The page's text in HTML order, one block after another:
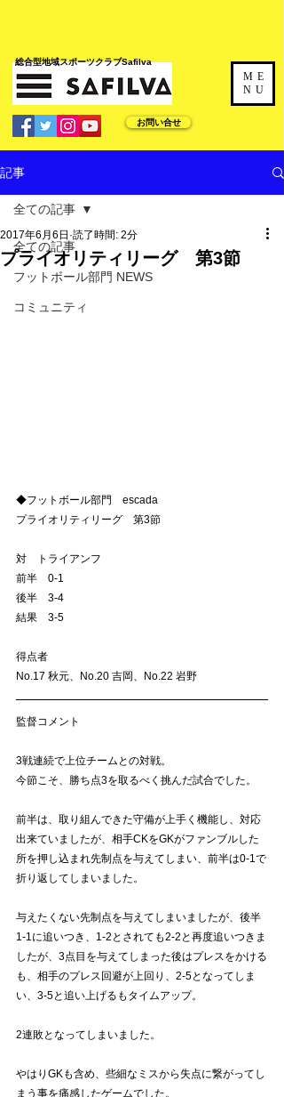
​総合型地域スポーツクラブSafilva
お問い合せ
ME
NU
記事
全ての記事
フットボール部門 NEWS
コミュニティ
全ての記事
プライオリティリーグ 第3節
2017年6月6日 読了時間: 2分
◆フットボール部門　escada
プライオリティリーグ　第3節
対　トライアンフ
前半　0-1
後半　3-4
結果　3-5
得点者
No.17 秋元、No.20 吉岡、No.22 岩野
監督コメント
3戦連続で上位チームとの対戦。
今節こそ、勝ち点3を取るべく挑んだ試合でした。
前半は、取り組んできた守備が上手く機能し、対応
出来ていましたが、相手CKをGKがファンブルした
所を押し込まれ先制点を与えてしまい、前半は0-1で
折り返してしまいました。
与えたくない先制点を与えてしまいましたが、後半
1-1に追いつき、1-2とされても2-2と再度追いつきま
したが、3点目を与えてしまった後はプレスをかける
も、相手のプレス回避が上回り、2-5となってしま
い、3-5と追い上げるもタイムアップ。
2連敗となってしまいました。
やはりGKも含め、些細なミスから失点に繋がってし
まう事を痛感したゲームでした。